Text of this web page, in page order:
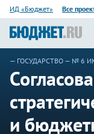
ИД «Бюджет» Все
— ГОСУДАРСТВО — № 6
и